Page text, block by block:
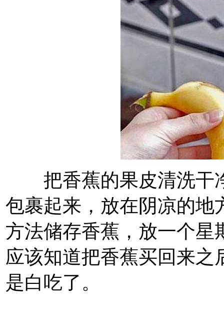
把香蕉的果皮清洗干
包裹起来，放在阴凉的地
方法储存香蕉，放一个星
应该知道把香蕉买回来之
是白吃了。